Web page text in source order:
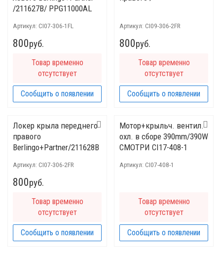
/211627B/ PPG11000AL
Артикул: CI07-306-1FL
800руб.
Товар временно
отсутствует
Сообщить о появлении
Артикул: CI09-306-2FR
800руб.
Товар временно
отсутствует
Сообщить о появлении
Локер крыла переднего
правого
Berlingo+Partner/211628B
Артикул: CI07-306-2FR
800руб.
Товар временно
отсутствует
Сообщить о появлении
Мотор+крыльч. вентил.
охл. в сборе 390mm/390W
СМОТРИ CI17-408-1
Артикул: CI07-408-1
Товар временно
отсутствует
Сообщить о появлении